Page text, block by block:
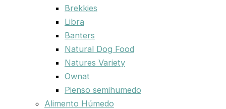
Brekkies
Libra
Banters
Natural Dog Food
Natures Variety
Ownat
Pienso semihumedo
Alimento Húmedo